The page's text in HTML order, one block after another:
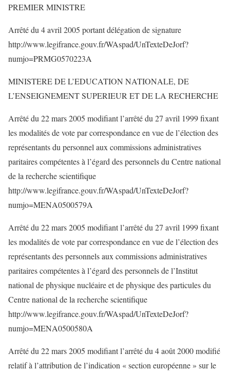
PREMIER MINISTRE
Arrêté du 4 avril 2005 portant délégation de signature
http://www.legifrance.gouv.fr/WAspad/UnTexteDeJorf?
numjo=PRMG0570223A
MINISTERE DE L’EDUCATION NATIONALE, DE
L’ENSEIGNEMENT SUPERIEUR ET DE LA RECHERCHE
Arrêté du 22 mars 2005 modifiant l’arrêté du 27 avril 1999 fixant
les modalités de vote par correspondance en vue de l’élection des
représentants du personnel aux commissions administratives
paritaires compétentes à l’égard des personnels du Centre national
de la recherche scientifique
http://www.legifrance.gouv.fr/WAspad/UnTexteDeJorf?
numjo=MENA0500579A
Arrêté du 22 mars 2005 modifiant l’arrêté du 27 avril 1999 fixant
les modalités de vote par correspondance en vue de l’élection des
représentants des personnels aux commissions administratives
paritaires compétentes à l’égard des personnels de l’Institut
national de physique nucléaire et de physique des particules du
Centre national de la recherche scientifique
http://www.legifrance.gouv.fr/WAspad/UnTexteDeJorf?
numjo=MENA0500580A
Arrêté du 22 mars 2005 modifiant l’arrêté du 4 août 2000 modifié
relatif à l’attribution de l’indication « section européenne » sur le